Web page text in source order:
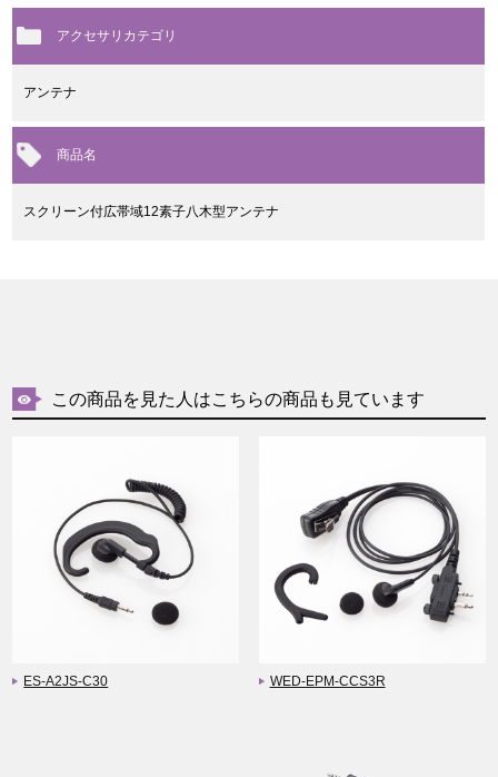
アクセサリカテゴリ
アンテナ
商品名
スクリーン付広帯域12素子八木型アンテナ
この商品を見た人はこちらの商品も見ています
ES-A2JS-C30 WED-EPM-CCS3R